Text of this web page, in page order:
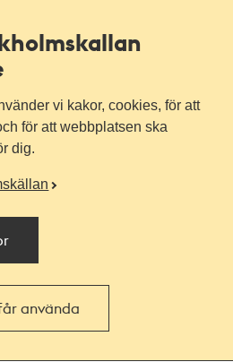
vi kakor, cookies, för att
för att webbplatsen ska
dig.
använda